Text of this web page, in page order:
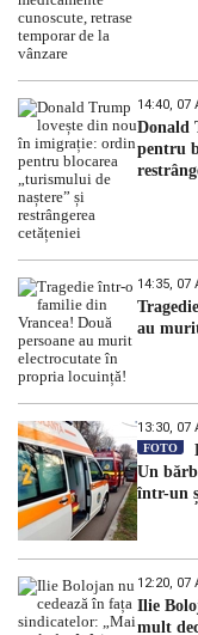
14:40, 07
Donald
pentru
14:35, 07
au
13:30, 07
FOTO
Un
într-un
12:20, 07
Ilie
mult